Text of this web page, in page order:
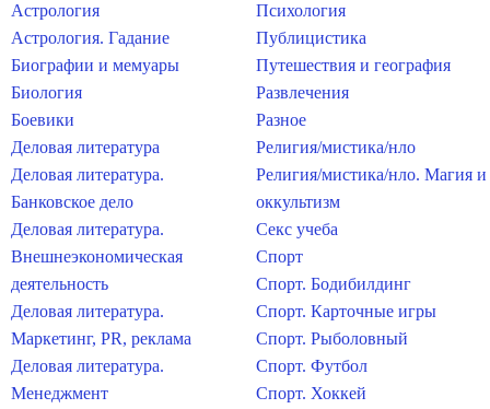
Астрология
Астрология. Гадание
Биографии и мемуары
Биология
Боевики
Деловая литература
Деловая литература.
Банковское дело
Деловая литература.
Внешнеэкономическая
деятельность
Деловая литература.
Маркетинг, PR, реклама
Деловая литература.
Менеджмент
Психология
Публицистика
Путешествия и география
Развлечения
Разное
Религия/мистика/нло
Религия/мистика/нло. Магия и
оккультизм
Секс учеба
Спорт
Спорт. Бодибилдинг
Спорт. Карточные игры
Спорт. Рыболовный
Спорт. Футбол
Спорт. Хоккей